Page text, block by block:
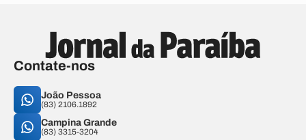
Contate-nos
João Pessoa
(83) 2106.1892
Campina Grande
(83) 3315-3204